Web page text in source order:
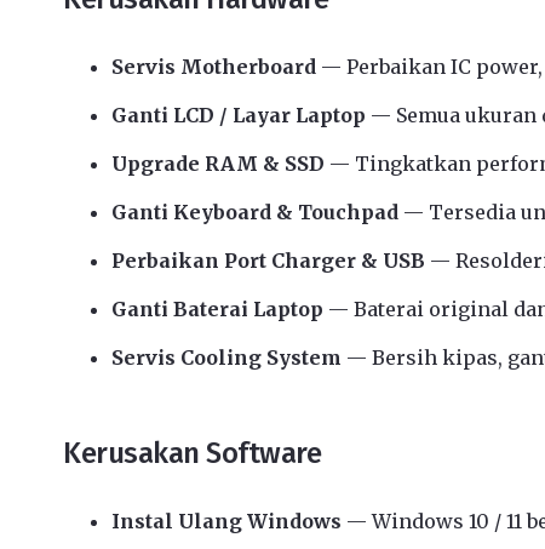
Servis Motherboard — Perbaikan IC
Ganti LCD / Layar Laptop — Semua ukuran
Upgrade RAM & SSD — Tingkatkan
Ganti Keyboard & Touchpad — Tersedia
Perbaikan Port Charger & USB —
Ganti Baterai Laptop — Baterai original
Servis Cooling System — Bersih kipas,
Kerusakan Software
Instal Ulang Windows — Windows 10 / 11